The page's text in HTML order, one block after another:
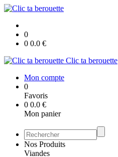
0
0 0.0 €
Clic ta berouette
Mon compte
0
Favoris
0 0.0 €
Mon panier
Nos Produits
Viandes